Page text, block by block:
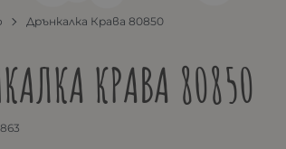
Дрънкалка Крава 80850
КРАВА 80850